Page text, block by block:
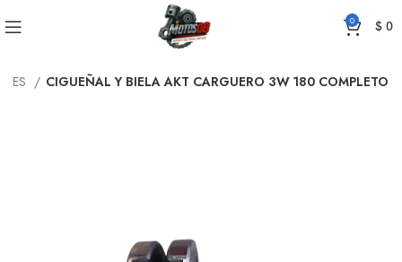
0 $0
CIGUEÑAL Y BIELA AKT CARGUERO 3W 180 COMPLETO